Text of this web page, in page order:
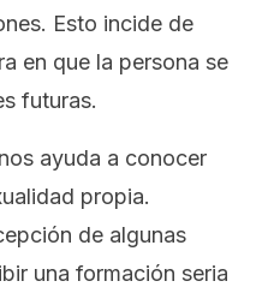
Esto incide de
en que la persona se
futuras.
ayuda a conocer
propia.
de algunas
una formación seria